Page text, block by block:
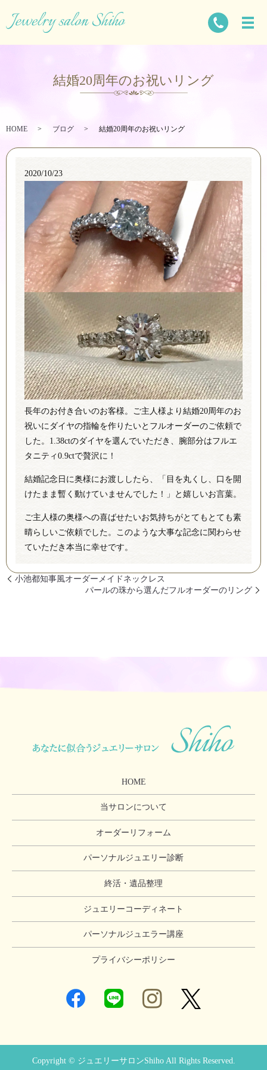
結婚20周年のお祝いリング
HOME ブログ 結婚20周年のお祝いリング
2020/10/23
長年のお付き合いのお客様。ご主人様より結婚20周年のお
祝いにダイヤの指輪を作りたいとフルオーダーのご依頼で
した。1.38ctのダイヤを選んでいただき、腕部分はフルエ
タニティ0.9ctで贅沢に！
結婚記念日に奥様にお渡ししたら、「目を丸くし、口を開
けたまま暫く動けていませんでした！」と嬉しいお言葉。
ご主人様の奥様への喜ばせたいお気持ちがとてもとても素
晴らしいご依頼でした。このような大事な記念に関わらせ
ていただき本当に幸せです。
小池都知事風オーダーメイドネックレス
パールの珠から選んだフルオーダーのリング
HOME
当サロンについて
オーダーリフォーム
パーソナルジュエリー診断
終活・遺品整理
ジュエリーコーディネート
パーソナルジュエラー講座
プライバシーポリシー
Copyright © ジュエリーサロンShiho All Rights Reserved.